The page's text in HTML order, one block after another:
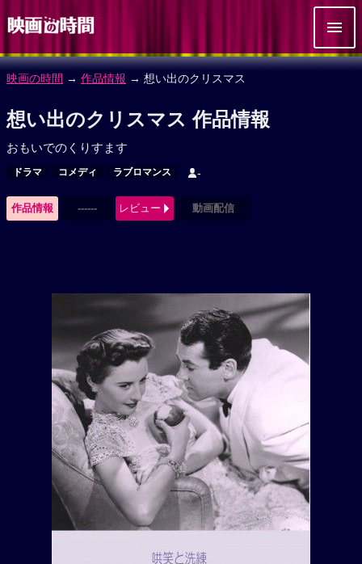
映画の時間 → 作品情報 → 想い出のクリスマス
想い出のクリスマス 作品情報
おもいでのくりすます
ドラマ コメディ ラブロマンス -
作品情報 ------ レビュー 動画配信